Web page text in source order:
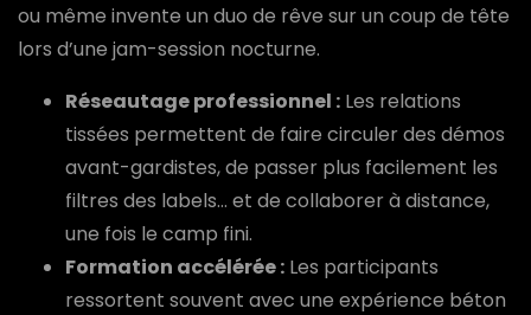
ou même invente un duo de rêve sur un coup de tête
lors d’une jam-session nocturne.
Réseautage professionnel : Les relations
tissées permettent de faire circuler des démos
avant-gardistes, de passer plus facilement les
filtres des labels… et de collaborer à distance,
une fois le camp fini.
Formation accélérée : Les participants
ressortent souvent avec une expérience béton